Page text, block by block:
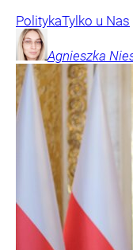
PolitykaTylko u Nas
Agnieszka